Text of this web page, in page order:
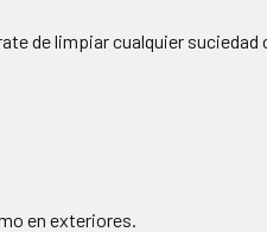
de limpiar cualquier suciedad
en exteriores.